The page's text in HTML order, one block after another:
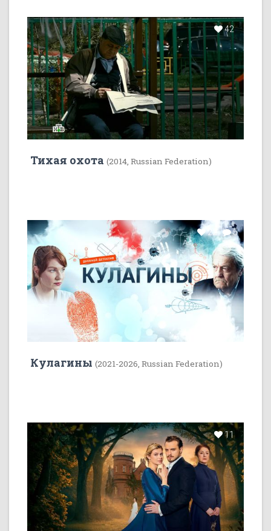
42
Тихая охота (2014, Russian Federation)
22 5
Кулагины (2021-2026, Russian Federation)
11